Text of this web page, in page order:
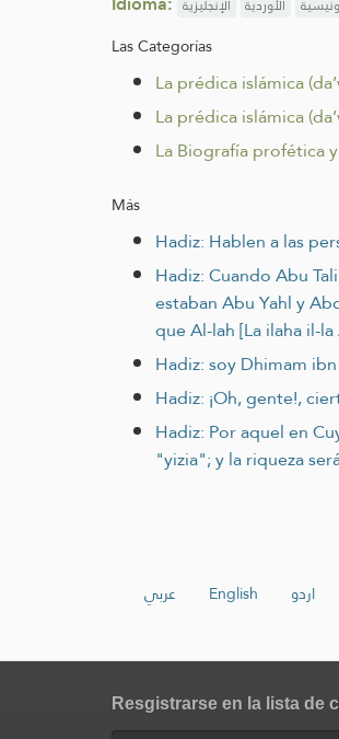
الإنجليزية الأوردية
Las Categorías
La prédica islámica
La prédica islámica
La Biografía profética
Más
Hadiz: Hablen a las
Hadiz: Cuando Abu
estaban Abu Yahl y
que Al-lah [La ilaha il-
Hadiz: soy Dhimam
Hadiz: ¡Oh, gente!,
Hadiz: Por aquel en
"yizia"; y la riqueza
عربي English اردو
Resgistrarse en la lista de